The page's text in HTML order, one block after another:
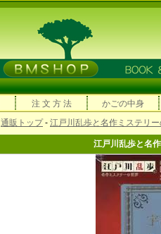
注 文 方 法 かごの中身
通販トップ- 江戸川乱歩と名作ミステリ
江戸川乱歩と名